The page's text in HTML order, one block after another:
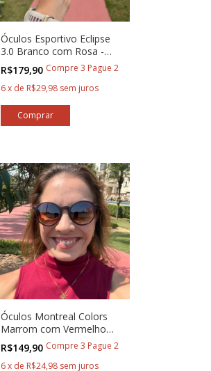
Óculos Esportivo Eclipse
3.0 Branco com Rosa -
Baixa Pace®
R$179,90 Compre 3 Pague 2
6x de R$29,98 sem juros
Óculos Montreal Colors
Marrom com Vermelho
Baixa Pace®
R$149,90 Compre 3 Pague 2
6x de R$24,98 sem juros